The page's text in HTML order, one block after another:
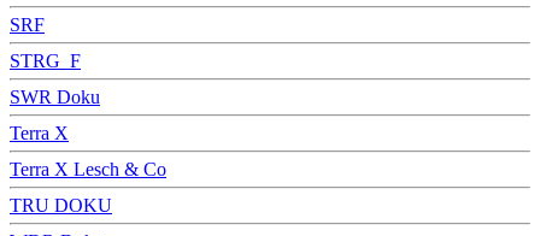
SRF
STRG_F
SWR Doku
Terra X
Terra X Lesch & Co
TRU DOKU